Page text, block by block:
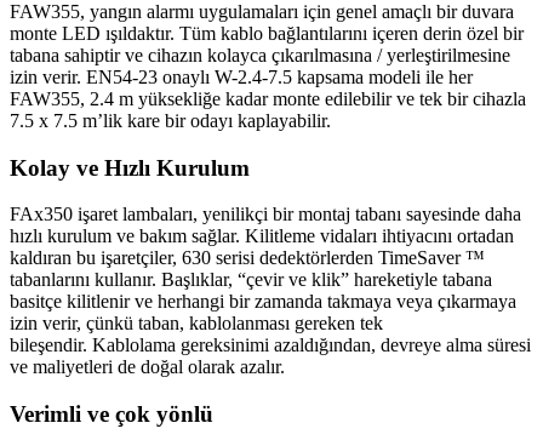
FAW355, yangın alarmı uygulamaları için genel amaçlı bir duvara
monte LED ışıldaktır. Tüm kablo bağlantılarını içeren derin özel bir
tabana sahiptir ve cihazın kolayca çıkarılmasına / yerleştirilmesine
izin verir. EN54-23 onaylı W-2.4-7.5 kapsama modeli ile her
FAW355, 2.4 m yüksekliğe kadar monte edilebilir ve tek bir cihazla
7.5 x 7.5 m’lik kare bir odayı kaplayabilir.
Kolay ve Hızlı Kurulum
FAx350 işaret lambaları, yenilikçi bir montaj tabanı sayesinde daha
hızlı kurulum ve bakım sağlar. Kilitleme vidaları ihtiyacını ortadan
kaldıran bu işaretçiler, 630 serisi dedektörlerden TimeSaver ™
tabanlarını kullanır. Başlıklar, “çevir ve klik” hareketiyle tabana
basitçe kilitlenir ve herhangi bir zamanda takmaya veya çıkarmaya
izin verir, çünkü taban, kablolanması gereken tek
bileşendir. Kablolama gereksinimi azaldığından, devreye alma süresi
ve maliyetleri de doğal olarak azalır.
Verimli ve çok yönlü